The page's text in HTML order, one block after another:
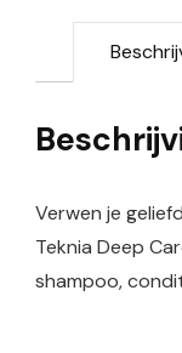
Verwen je
Teknia Deep
shampoo,